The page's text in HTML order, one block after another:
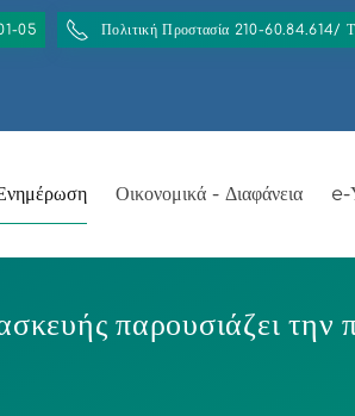
05 Πολιτική Προστασία 210-60.84.614/
Οικονομικά - Διαφάνεια e-
παρουσιάζει